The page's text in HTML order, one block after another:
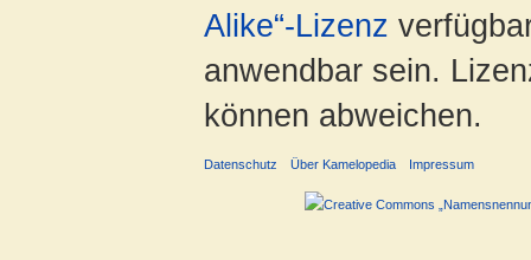
Alike“-Lizenz
anwendbar sein.
können abweichen.
Datenschutz Über Kamelopedia Impressum